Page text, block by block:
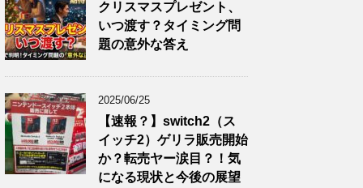
クリスマスプレゼント、
いつ渡す？タイミング問
題の意外な答え
2025/06/25
【速報？】switch2（ス
イッチ2）ゲリラ販売開始
か？転売ヤー涙目？！気
になる現状と今後の展望